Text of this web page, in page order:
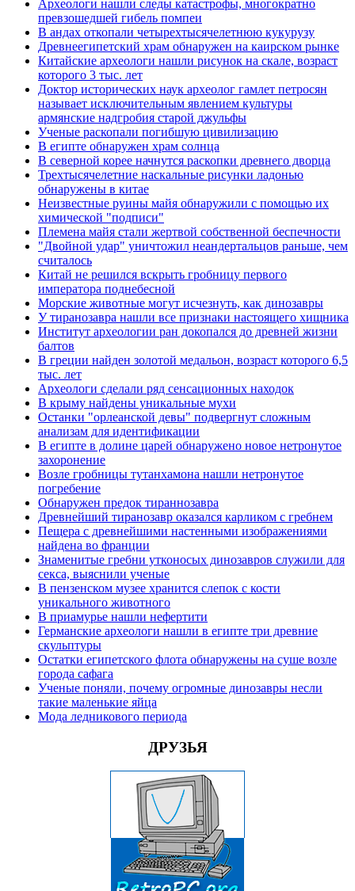
Археологи нашли следы катастрофы, многократно
превзошедшей гибель помпеи
В андах откопали четырехтысячелетнюю кукурузу
Древнеегипетский храм обнаружен на каирском рынке
Китайские археологи нашли рисунок на скале, возраст
которого 3 тыс. лет
Доктор исторических наук археолог гамлет петросян
называет исключительным явлением культуры
армянские надгробия старой джульфы
Ученые раскопали погибшую цивилизацию
В египте обнаружен храм солнца
В северной корее начнутся раскопки древнего дворца
Трехтысячелетние наскальные рисунки ладонью
обнаружены в китае
Неизвестные руины майя обнаружили с помощью их
химической "подписи"
Племена майя стали жертвой собственной беспечности
"Двойной удар" уничтожил неандертальцов раньше, чем
считалось
Китай не решился вскрыть гробницу первого
императора поднебесной
Морские животные могут исчезнуть, как динозавры
У тиранозавра нашли все признаки настоящего хищника
Институт археологии ран докопался до древней жизни
балтов
В греции найден золотой медальон, возраст которого 6,5
тыс. лет
Археологи сделали ряд сенсационных находок
В крыму найдены уникальные мухи
Останки "орлеанской девы" подвергнут сложным
анализам для идентификации
В египте в долине царей обнаружено новое нетронутое
захоронение
Возле гробницы тутанхамона нашли нетронутое
погребение
Обнаружен предок тираннозавра
Древнейший тиранозавр оказался карликом с гребнем
Пещера с древнейшими настенными изображениями
найдена во франции
Знаменитые гребни утконосых динозавров служили для
секса, выяснили ученые
В пензенском музее хранится слепок с кости
уникального животного
В приамурье нашли нефертити
Германские археологи нашли в египте три древние
скульптуры
Остатки египетского флота обнаружены на суше возле
города сафага
Ученые поняли, почему огромные динозавры несли
такие маленькие яйца
Мода ледникового периода
ДРУЗЬЯ